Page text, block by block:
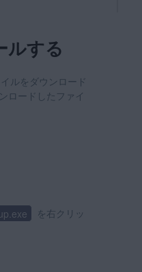
ルする
ルをダウンロード
ロードしたファイ
を右クリッ